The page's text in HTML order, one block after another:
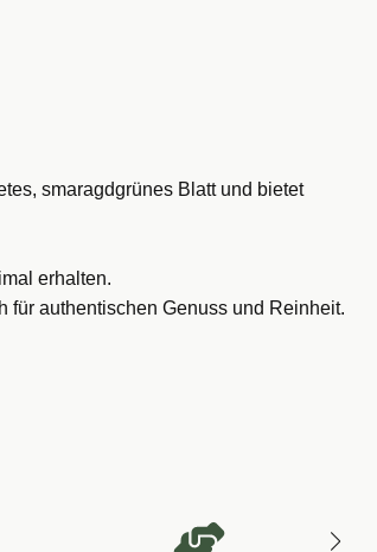
smaragdgrünes Blatt und bietet
erhalten.
für authentischen Genuss und Reinheit.